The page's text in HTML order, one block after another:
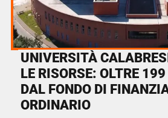
UNIVERSITÀ
LE RISORSE: OLTRE
DAL FONDO DI
ORDINARIO